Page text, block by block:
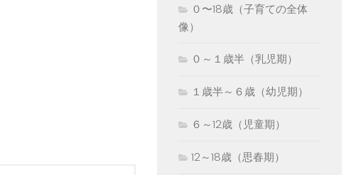
０〜18歳（子育ての全体
像）
０～１歳半（乳児期）
１歳半～６歳（幼児期）
６～12歳（児童期）
12～18歳（思春期）